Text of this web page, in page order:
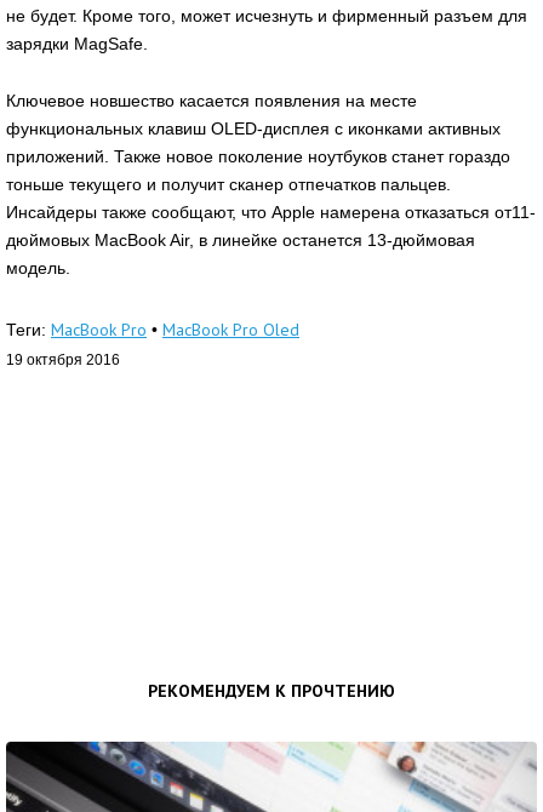
не будет. Кроме того, может исчезнуть и фирменный разъем для
зарядки MagSafe.
Ключевое новшество касается появления на месте
функциональных клавиш OLED-дисплея с иконками активных
приложений. Также новое поколение ноутбуков станет гораздо
тоньше текущего и получит сканер отпечатков пальцев.
Инсайдеры также сообщают, что Apple намерена отказаться от11-
дюймовых MacBook Air, в линейке останется 13-дюймовая
модель.
Теги: MacBook Pro • MacBook Pro Oled
19 октября 2016
РЕКОМЕНДУЕМ К ПРОЧТЕНИЮ